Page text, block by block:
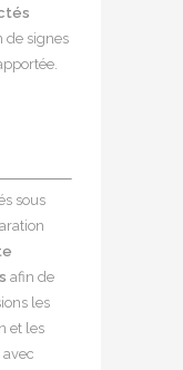
de signes
sous
afin de
les
et les
avec